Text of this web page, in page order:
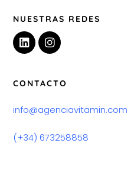
NUESTRAS REDES
CONTACTO
info@agenciavitamin.com
(+34) 673258858